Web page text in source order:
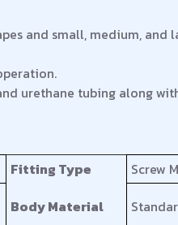
and small, medium, and
urethane tubing along
Fitting Type
Screw
Body Material